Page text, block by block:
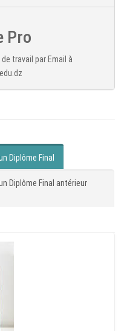
Pro
travail par Email à
Diplôme Final
Diplôme Final antérieur